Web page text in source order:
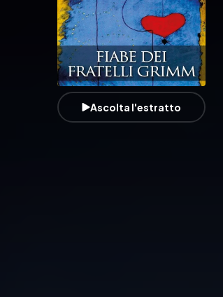
Ascolta l'estratto